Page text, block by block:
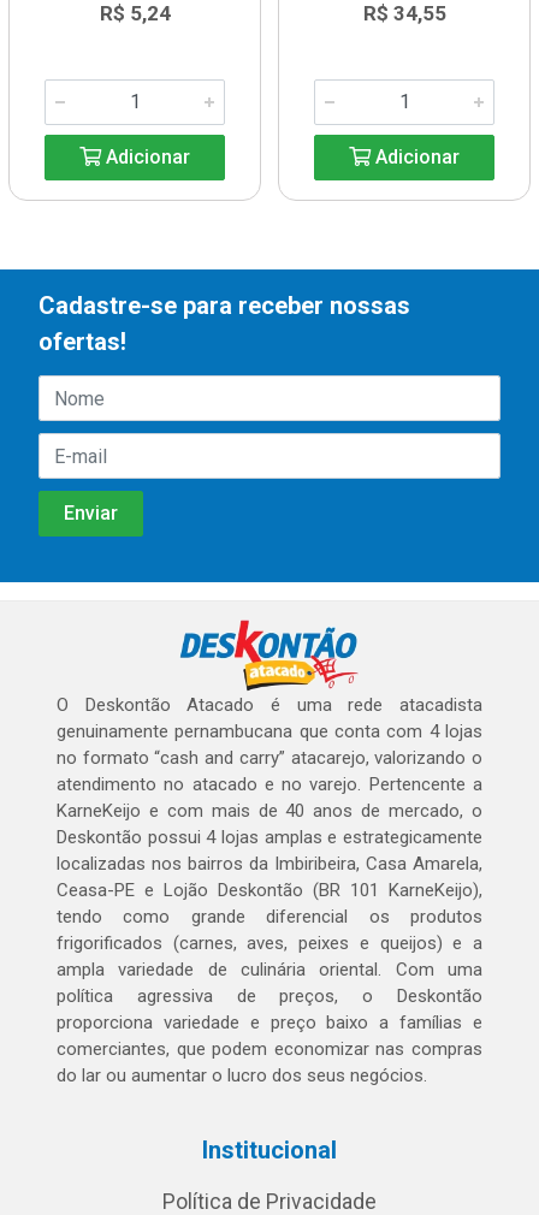
R$ 5,24
Adicionar
R$ 34,55
Adicionar
Cadastre-se para receber nossas
ofertas!
O Deskontão Atacado é uma rede atacadista
genuinamente pernambucana que conta com 4 lojas
no formato “cash and carry” atacarejo, valorizando o
atendimento no atacado e no varejo. Pertencente a
KarneKeijo e com mais de 40 anos de mercado, o
Deskontão possui 4 lojas amplas e estrategicamente
localizadas nos bairros da Imbiribeira, Casa Amarela,
Ceasa-PE e Lojão Deskontão (BR 101 KarneKeijo),
tendo como grande diferencial os produtos
frigorificados (carnes, aves, peixes e queijos) e a
ampla variedade de culinária oriental. Com uma
política agressiva de preços, o Deskontão
proporciona variedade e preço baixo a famílias e
comerciantes, que podem economizar nas compras
do lar ou aumentar o lucro dos seus negócios.
Institucional
Política de Privacidade